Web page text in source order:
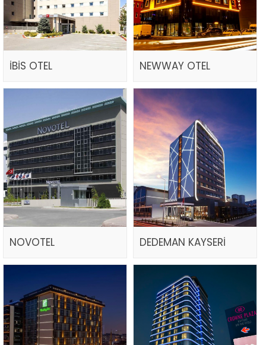
İBİS OTEL NEWWAY OTEL
NOVOTEL DEDEMAN KAYSERİ